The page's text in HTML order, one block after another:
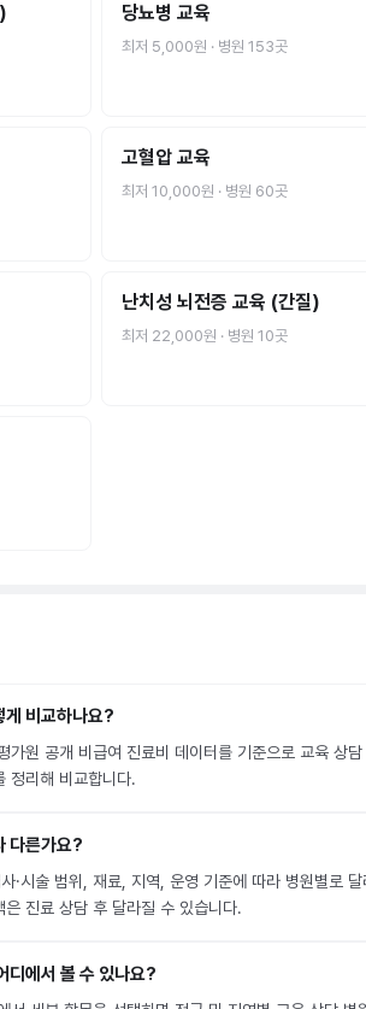
당뇨병 교육
최저 5,000원 · 병원 153곳
고혈압 교육
최저 10,000원 · 병원 60곳
난치성 뇌전증 교육 (간질)
최저 22,000원 · 병원 10곳
게 비교하나요?
가원 공개 비급여 진료비 데이터를 기준으로 교육 상
정리해 비교합니다.
다른가요?
·시술 범위, 재료, 지역, 운영 기준에 따라 병원별로 달
진료 상담 후 달라질 수 있습니다.
디에서 볼 수 있나요?